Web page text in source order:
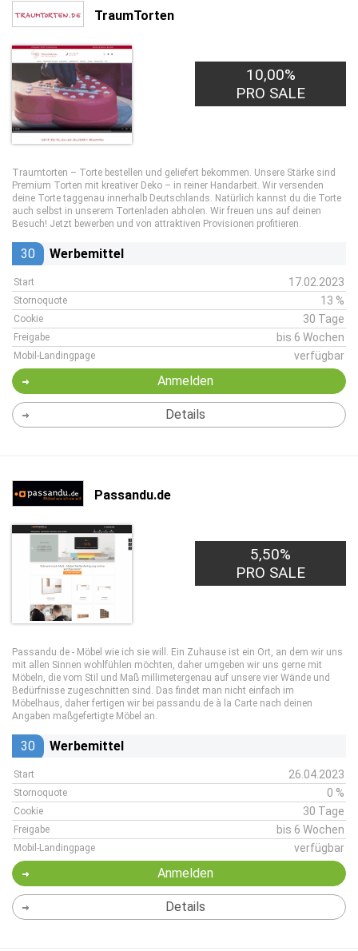
TraumTorten
10,00%
PRO SALE
Traumtorten – Torte bestellen und geliefert bekommen. Unsere Stärke sind
Premium Torten mit kreativer Deko – in reiner Handarbeit. Wir versenden
deine Torte taggenau innerhalb Deutschlands. Natürlich kannst du die Torte
auch selbst in unserem Tortenladen abholen. Wir freuen uns auf deinen
Besuch! Jetzt bewerben und von attraktiven Provisionen profitieren.
30 Werbemittel
Start 17.02.2023
Stornoquote 13 %
Cookie 30 Tage
Freigabe bis 6 Wochen
Mobil-Landingpage verfügbar
Anmelden
Details
Passandu.de
5,50%
PRO SALE
Passandu.de - Möbel wie ich sie will. Ein Zuhause ist ein Ort, an dem wir uns
mit allen Sinnen wohlfühlen möchten, daher umgeben wir uns gerne mit
Möbeln, die vom Stil und Maß millimetergenau auf unsere vier Wände und
Bedürfnisse zugeschnitten sind. Das findet man nicht einfach im
Möbelhaus, daher fertigen wir bei passandu.de à la Carte nach deinen
Angaben maßgefertigte Möbel an.
30 Werbemittel
Start 26.04.2023
Stornoquote 0 %
Cookie 30 Tage
Freigabe bis 6 Wochen
Mobil-Landingpage verfügbar
Anmelden
Details